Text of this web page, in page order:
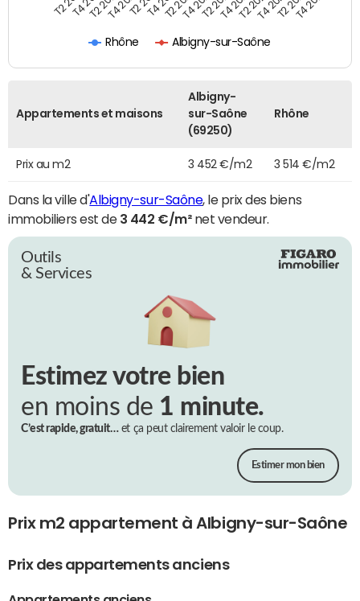
Rhône Albigny-sur-Saône
Appartements et maisons
Albigny-
sur-Saône
(69250)
Rhône
Prix au m2 3 452 €/m2 3 514 €/m2
Dans la ville d'Albigny-sur-Saône, le prix des biens
immobiliers est de 3 442 €/m²net vendeur.
Outils
& Services
Estimez votre bien
en moins de 1 minute.
C’est rapide, gratuit…et ça peut clairement valoir le coup.
Estimer mon bien
Prix m2 appartement à Albigny-sur-Saône
Prix des appartements anciens